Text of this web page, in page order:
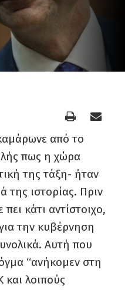
από το
πως η χώρα
της τάξη- ήταν
της ιστορίας. Πριν
κάτι αντίστοιχο,
την κυβέρνηση
Αυτή που
“ανήκομεν στη
λοιπούς